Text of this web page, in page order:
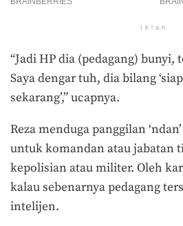
Iklan
“Jadi HP dia (pedagang) bunyi,
Saya dengar tuh, dia bilang
sekarang’,” ucapnya.
Reza menduga panggilan
untuk komandan atau jabatan
kepolisian atau militer. Oleh
kalau sebenarnya pedagang
intelijen.